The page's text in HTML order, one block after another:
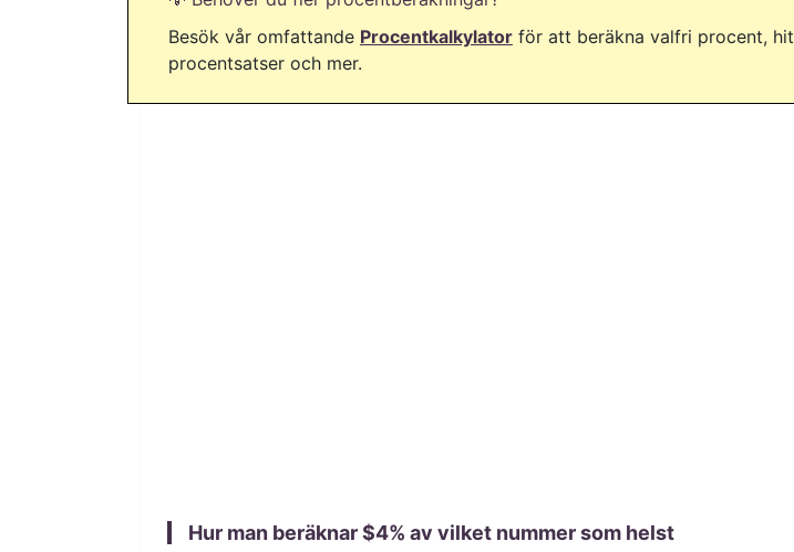
Besök vår omfattande Procentkalkylator för att beräkna valfri procent,
procentsatser och mer.
Hur man beräknar $4% av vilket nummer som helst